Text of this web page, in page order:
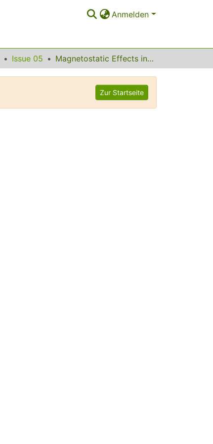
Anmelden
Issue 05 Magnetostatic Effects in the Nucleation of Rare Earth Ferromagnetic Phases
Zur Startseite